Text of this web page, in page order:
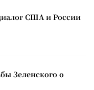
США и России
Зеленского о